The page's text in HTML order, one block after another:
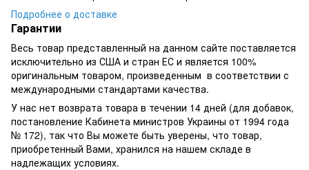
Подробнее о доставке
Гарантии
Весь товар представленный на данном сайте поставляется
исключительно из США и стран ЕС и является 100%
оригинальным товаром, произведенным в соответствии с
международными стандартами качества.
У нас нет возврата товара в течении 14 дней (для добавок,
постановление Кабинета министров Украины от 1994 года
№ 172), так что Вы можете быть уверены, что товар,
приобретенный Вами, хранился на нашем складе в
надлежащих условиях.